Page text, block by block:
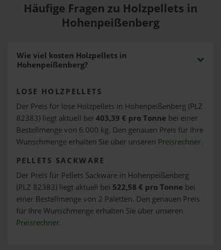
Häufige Fragen zu Holzpellets in
Hohenpeißenberg
Wie viel kosten Holzpellets in
Hohenpeißenberg?
LOSE HOLZPELLETS
Der Preis für lose Holzpellets in Hohenpeißenberg (PLZ
82383) liegt aktuell bei 403,39 € pro Tonne bei einer
Bestellmenge von 6.000 kg. Den genauen Preis für Ihre
Wunschmenge erhalten Sie über unseren Preisrechner.
PELLETS SACKWARE
Der Preis für Pellets Sackware in Hohenpeißenberg
(PLZ 82383) liegt aktuell bei 522,58 € pro Tonne bei
einer Bestellmenge von 2 Paletten. Den genauen Preis
für Ihre Wunschmenge erhalten Sie über unseren
Preisrechner.